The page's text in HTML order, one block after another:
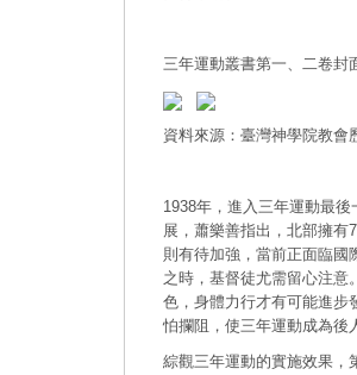
三年運動叢書第一、二卷封
資料來源：臺灣神學院教會
1938年，進入三年運動最
展，蕭樂善指出，北部擁有
則有待加強，當前正面臨國
之時，基督徒尤需留心注意
色，身體力行才有可能進步
怕攔阻，使三年運動成為後
綜觀三年運動的實施效果，